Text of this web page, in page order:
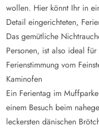
wollen. Hier könnt Ihr in
Detail eingerichteten,
Das gemütliche
Personen, ist also ideal
Ferienstimmung vom
Kaminofen
Ein Ferientag im
einem Besuch beim
leckersten dänischen